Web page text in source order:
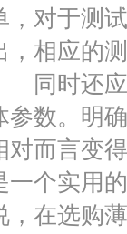
，对于测
，相应的
同时还应
参数。明
对而言变
一个实用
，在选购